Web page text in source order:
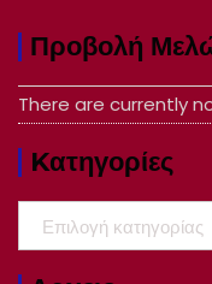
Προβολή
There are currently
Kατηγορίες
Kατηγορίες